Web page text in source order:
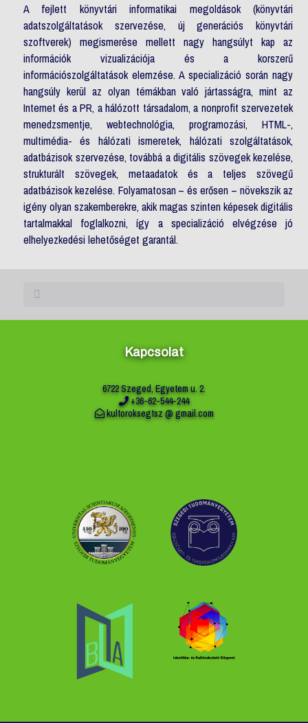
A fejlett könyvtári informatikai megoldások (könyvtári
adatszolgáltatások szervezése, új generációs könyvtári
szoftverek) megismerése mellett nagy hangsúlyt kap az
információk vizualizációja és a korszerű
információszolgáltatások elemzése. A specializáció során nagy
hangsúly kerül az olyan témákban való jártasságra, mint az
Internet és a PR, a hálózott társadalom, a nonprofit szervezetek
menedzsmentje, webtechnológia, programozási, HTML-,
multimédia- és hálózati ismeretek, hálózati szolgáltatások,
adatbázisok szervezése, továbbá a digitális szövegek kezelése,
strukturált szövegek, metaadatok és a teljes szövegű
adatbázisok kezelése. Folyamatosan – és erősen – növekszik az
igény olyan szakemberekre, akik magas szinten képesek digitális
tartalmakkal foglalkozni, így a specializáció elvégzése jó
elhelyezkedési lehetőséget garantál.
Kapcsolat
6722 Szeged, Egyetem u. 2.
+36-62-544-244
kultoroksegtsz @ gmail.com